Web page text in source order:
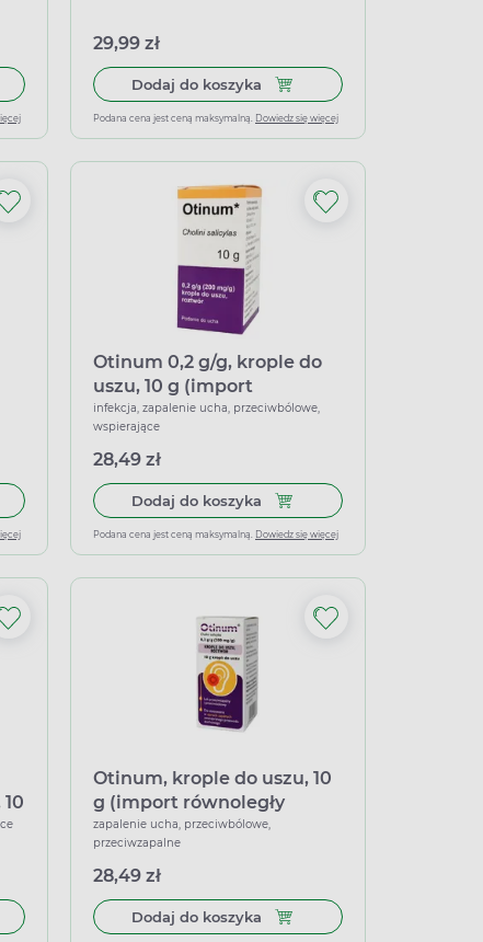
miękkich
koszyka Antotalgin natural, krople do uszu, 15 g
29,99 zł
Dodaj do koszyka Dodaj do koszyka LIX 0,5%,
Podana cena jest ceną maksymalną. Dowiedz się więcej
koszyka Dolphiner Spray, 15 ml
Otinum 0,2 g/g, krople do
uszu, 10 g (import
równoległy Delfarma)
infekcja, zapalenie ucha, przeciwbólowe,
wspierające
28,49 zł
Dodaj do koszyka Dodaj do koszyka Otinum
Podana cena jest ceną maksymalną. Dowiedz się więcej
koszyka Axotonil 440 mg/mL, aerozol do uszu, roztwór, 10 ml
Otinum, krople do uszu, 10
g (import równoległy
Inpharm)
zapalenie ucha, przeciwbólowe,
przeciwzapalne
28,49 zł
Dodaj do koszyka Dodaj do koszyka Otinum,